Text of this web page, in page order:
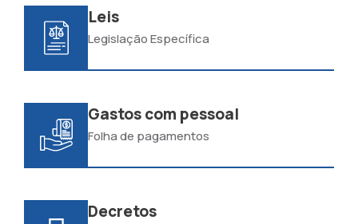
Leis
Legislação Específica
Gastos com pessoal
Folha de pagamentos
Decretos